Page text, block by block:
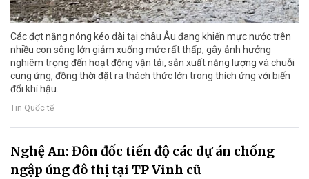
Các đợt nắng nóng kéo dài tại châu Âu đang khiến mực nước trên
nhiều con sông lớn giảm xuống mức rất thấp, gây ảnh hưởng
nghiêm trọng đến hoạt động vận tải, sản xuất năng lượng và chuỗi
cung ứng, đồng thời đặt ra thách thức lớn trong thích ứng với biến
đổi khí hậu.
Tin Quốc tế
Nghệ An: Đôn đốc tiến độ các dự án chống
ngập úng đô thị tại TP Vinh cũ